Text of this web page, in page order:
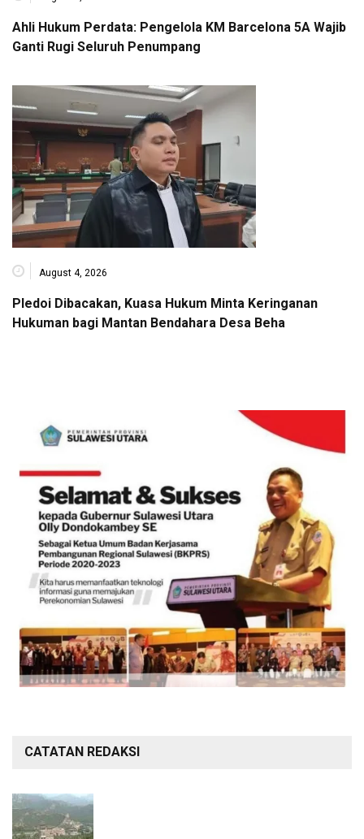
Ahli Hukum Perdata: Pengelola KM Barcelona 5A Wajib
Ganti Rugi Seluruh Penumpang
August 4, 2026
Pledoi Dibacakan, Kuasa Hukum Minta Keringanan
Hukuman bagi Mantan Bendahara Desa Beha
CATATAN REDAKSI